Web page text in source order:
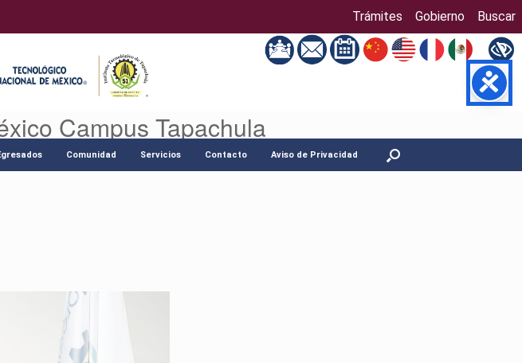
Trámites Gobierno Buscar
Campus Tapachula
Comunidad Servicios Contacto Aviso de Privacidad